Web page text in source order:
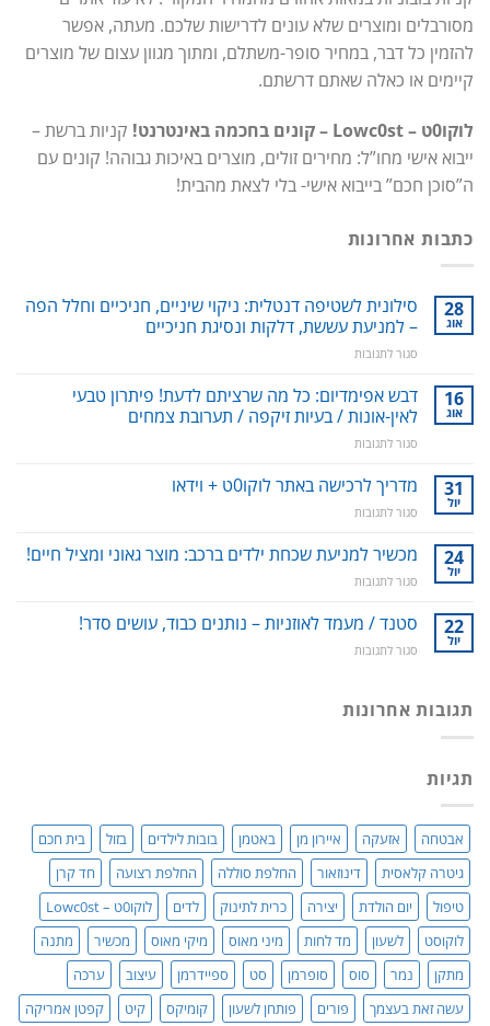
מסורבלים ומוצרים שלא עונים לדרישות שלכם. מעתה, אפשר
להזמין כל דבר, במחיר סופר-משתלם, ומתוך מגוון עצום של מוצרים
קיימים או כאלה שאתם דרשתם.
לוקו0ט – Lowc0st – קונים בחכמה באינטרנט!
קניות ברשת –
ייבוא אישי מחו”ל: מחירים זולים, מוצרים באיכות גבוהה! קונים עם
ה”סוכן חכם” בייבוא אישי- בלי לצאת מהבית!
כתבות אחרונות
28
אוג
סילונית לשטיפה דנטלית: ניקוי שיניים, חניכיים וחלל הפה
– למניעת עששת, דלקות ונסיגת חניכיים
סגור לתגובותעל
לשטיפה
דנטלית:
ניקוי
שיניים,
וחלל
–
עששת,
דלקות
16
אוג
דבש אפימדיום: כל מה שרציתם לדעת! פיתרון טבעי
לאין-אונות / בעיות זיקפה / תערובת צמחים
סגור לתגובותעל
אפימדיום:
מה
לדעת!
טבעי
/
בעיות
תערובת
צמחים
31
יול
מדריך לרכישה באתר לוקו0ט + וידאו
סגור לתגובותעל
לרכישה
וידאו
24
יול
מכשיר למניעת שכחת ילדים ברכב: מוצר גאוני ומציל חיים!
סגור לתגובותעל
למניעת
ילדים
גאוני
22
יול
סטנד / מעמד לאוזניות – נותנים כבוד, עושים סדר!
סגור לתגובותעל
מעמדתגובות אחרונות
תגיות
אבטחה אזעקה איירון מן באטמן בובות לילדים בזול
בית חכם
גיטרה קלאסית
דינוזאור החלפת סוללה החלפת רצועה
חד קרן
טיפול
יום הולדת יצירה כרית לתינוק לדים
לוקו0ט – Lowc0st
לוקוסט
לשעון מד לחות מיני מאוס מיקי מאוס מכשיר
מתנה
מתקן
נמר סוס סופרמן סט ספיידרמן עיצוב
ערכה
עשה זאת בעצמך
פורים פותחן לשעון קומיקס קיט
קפטן אמריקה